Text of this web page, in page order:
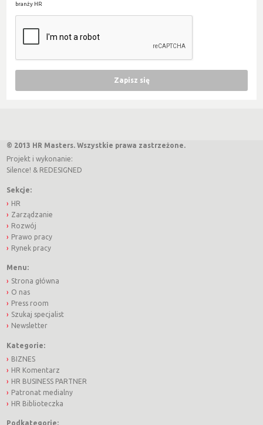
branży HR
© 2013 HR Masters. Wszystkie prawa zastrzeżone.
Projekt i wykonanie:
Silence! & REDESIGNED
Sekcje:
HR
Zarządzanie
Rozwój
Prawo pracy
Rynek pracy
Menu:
Strona główna
O nas
Press room
Szukaj specjalist
Newsletter
Kategorie:
BIZNES
HR Komentarz
HR BUSINESS PARTNER
Patronat medialny
HR Biblioteczka
Podkategorie: